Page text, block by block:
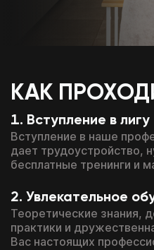
КАК
Вступление в лигу
Вступление в наше
дает трудоустройство,
бесплатные тренинги и
Увлекательное
Теоретические знания,
практики и
Вас настоящих